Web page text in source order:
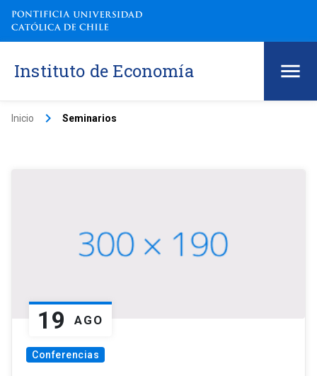
Instituto de Economía
Inicio keyboard_arrow_right Seminarios
19 AGO
Conferencias